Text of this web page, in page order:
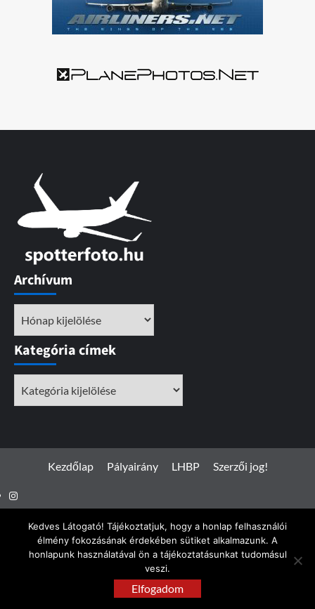
Archívum
Kategória címek
Kezdőlap Pályairány LHBP Szerzői jog!
Instagram
Spotterfoto.hu © Minden jog fenntartva 2017 - 2026
CoverNewsby AF themes.
Kedves Látogató! Tájékoztatjuk, hogy a honlap felhasználói
élmény fokozásának érdekében sütiket alkalmazunk. A
honlapunk használatával ön a tájékoztatásunkat tudomásul
veszi.
Elfogadom